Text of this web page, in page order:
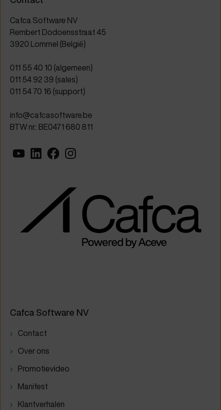
Cafca Software NV
Rembert Dodoensstraat 45
3920 Lommel (België)
011 55 40 10 (algemeen)
011 54 92 39 (sales)
011 54 70 16 (support)
info@cafcasoftware.be
BTW nr.: BE0471 680 811
Cafca Software NV
Contact
Over ons
Promotievideo
Manifest
Klantverhalen